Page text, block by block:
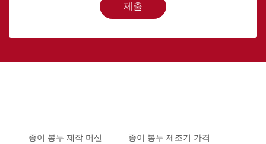
제출
종이 봉투 제작 머신 종이 봉투 제조기 가격